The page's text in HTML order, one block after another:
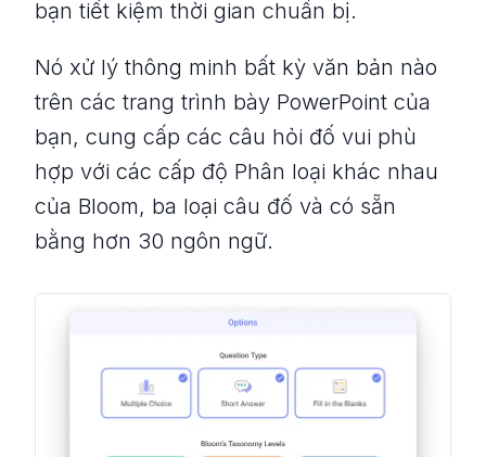
bạn tiết kiệm thời gian chuẩn bị.
Nó xử lý thông minh bất kỳ văn bản nào
trên các trang trình bày PowerPoint của
bạn, cung cấp các câu hỏi đố vui phù
hợp với các cấp độ Phân loại khác nhau
của Bloom, ba loại câu đố và có sẵn
bằng hơn 30 ngôn ngữ.